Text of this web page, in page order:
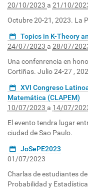
20/10/2023 a 21/10/
Octubre 20-21, 2023. La
Topics in K-Theory
24/07/2023 a 28/07/
Una confenrencia en
Cortiñas. Julio 24-27 ,
XVI Congreso
Matemática (CLAPEM)
10/07/2023 a 14/07/
El evento tendra lugar
ciudad de Sao Paulo.
JoSePE2023
01/07/2023
Charlas de estudiantes
Probabilidad y